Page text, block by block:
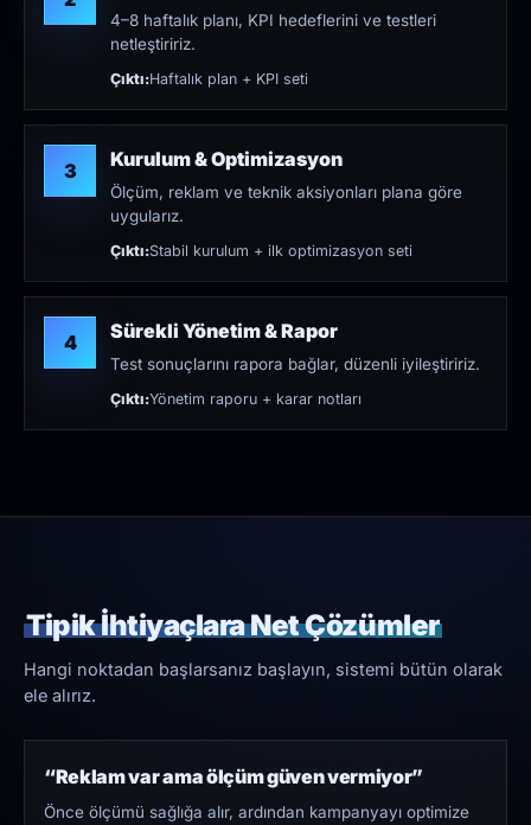
4–8 haftalık planı, KPI hedeflerini ve testleri
netleştiririz.
Çıktı:Haftalık plan + KPI seti
3 Kurulum & Optimizasyon
Ölçüm, reklam ve teknik aksiyonları plana göre
uygularız.
Çıktı:Stabil kurulum + ilk optimizasyon seti
4 Sürekli Yönetim & Rapor
Test sonuçlarını rapora bağlar, düzenli iyileştiririz.
Çıktı:Yönetim raporu + karar notları
Tipik İhtiyaçlara Net Çözümler
Hangi noktadan başlarsanız başlayın, sistemi bütün olarak
ele alırız.
“Reklam var ama ölçüm güven vermiyor”
Önce ölçümü sağlığa alır, ardından kampanyayı optimize